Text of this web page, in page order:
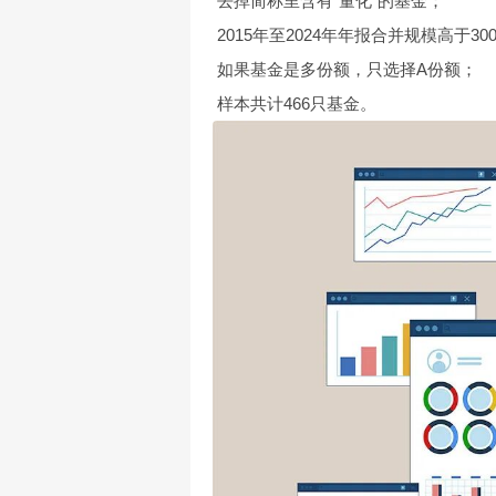
2015年至2024年年报合并规模高于
如果基金是多份额，只选择A份额；
样本共计466只基金。